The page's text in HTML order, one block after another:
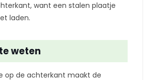
want een stalen plaatje
laden.
weten
op de achterkant maakt de